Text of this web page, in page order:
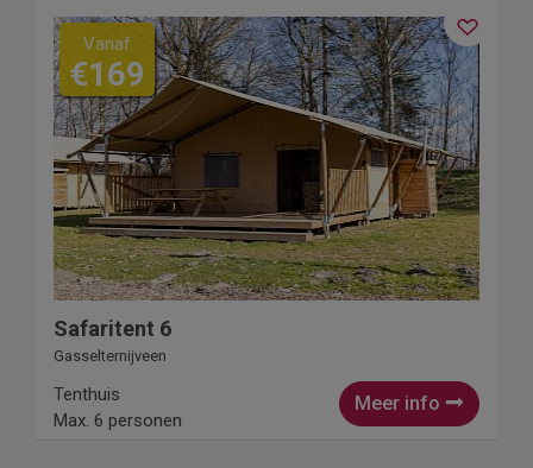
Vanaf
€169
Safaritent 6
Gasselternijveen
Meer info
Tenthuis
Max. 6 personen